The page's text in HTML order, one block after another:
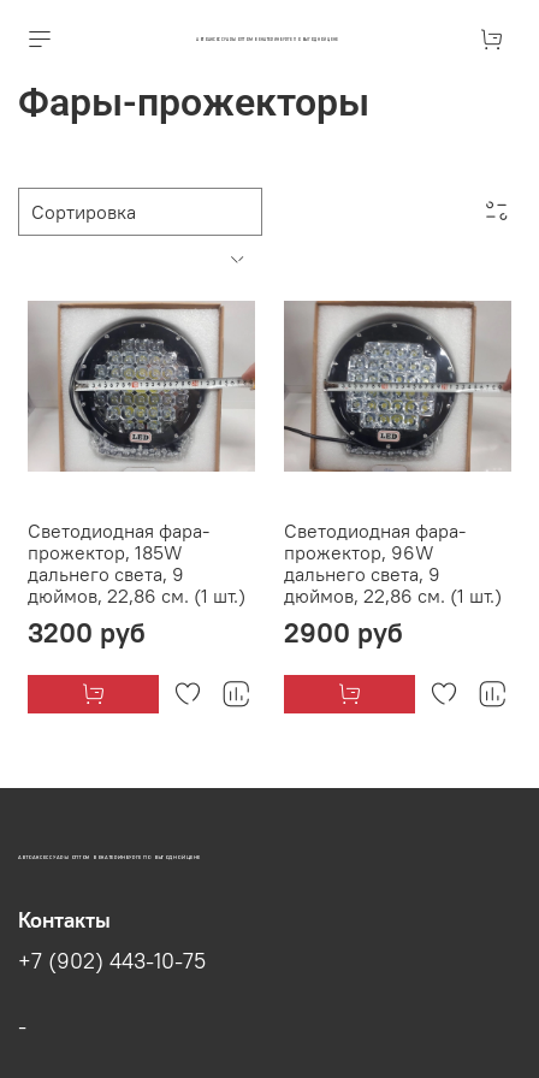
АВТОАКСЕССУАРЫ ОПТОМ В ЕКАТЕРИНБУРГЕ ПО ВЫГОДНОЙ ЦЕНЕ
Фары-прожекторы
Светодиодная фара-
прожектор, 185W
дальнего света, 9
дюймов, 22,86 см. (1 шт.)
3200 руб
Светодиодная фара-
прожектор, 96W
дальнего света, 9
дюймов, 22,86 см. (1 шт.)
2900 руб
АВТОАКСЕССУАРЫ ОПТОМ В ЕКАТЕРИНБУРГЕ ПО ВЫГОДНОЙ ЦЕНЕ
Контакты
+7 (902) 443-10-75
-